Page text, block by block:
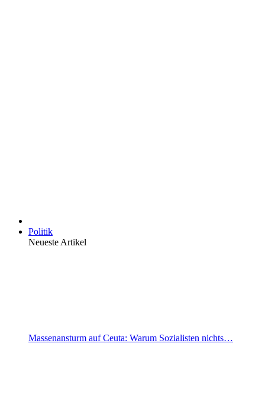
Politik
Neueste Artikel
Massenansturm auf Ceuta: Warum Sozialisten nichts…